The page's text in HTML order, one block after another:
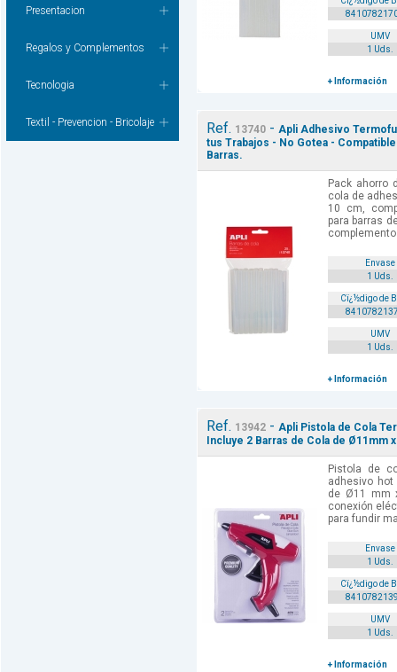
Presentacion
Regalos y Complementos
Tecnologia
Textil - Prevencion - Bricolaje
UMV
1 Uds.
+ Información
Ref. 13740 - Apli Adhesivo
tus Trabajos - No Gotea -
Barras.
Pack ahorro
cola de
10 cm,
para barras
Envase
1 Uds.
Cï¿½digo de
UMV
1 Uds.
+ Información
Ref. 13942 - Apli Pistola de Cola
Incluye 2 Barras de Cola de Ø11mm
Pistola de
adhesivo
de Ø11 mm
conexión
para fundir
Envase
1 Uds.
Cï¿½digo de
UMV
1 Uds.
+ Información